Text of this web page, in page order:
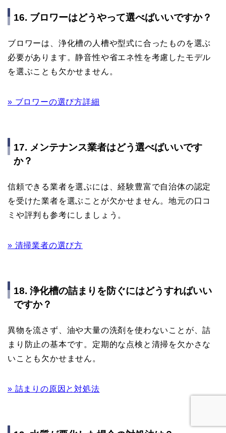
16. ブロワーはどうやって選べばいいですか？
ブロワーは、浄化槽の人槽や型式に合ったものを選ぶ
必要があります。静音性や省エネ性を考慮したモデル
を選ぶことも欠かせません。
» ブロワーの選び方詳細
17. メンテナンス業者はどう選べばいいです
か？
信頼できる業者を選ぶには、経験豊富で自治体の認定
を受けた業者を選ぶことが欠かせません。地元の口コ
ミや評判も参考にしましょう。
» 清掃業者の選び方
18. 浄化槽の詰まりを防ぐにはどうすればいい
ですか？
異物を流さず、油や大量の洗剤を使わないことが、詰
まり防止の基本です。定期的な点検と清掃を欠かさな
いことも欠かせません。
» 詰まりの原因と対処法